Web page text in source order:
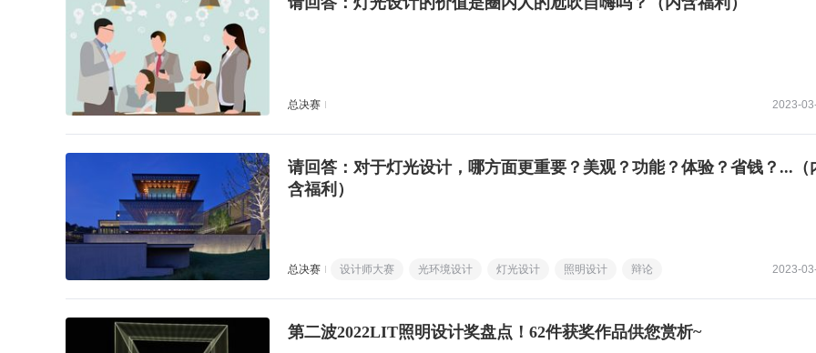
总决赛 2023-
请回答：对于灯光设计，哪方面更重要？美观？功能？体验？省钱？...（
含福利）
总决赛 设计师大赛 光环境设计 灯光设计 照明设计 辩论 2023-
第二波2022LIT照明设计奖盘点！62件获奖作品供您赏析~